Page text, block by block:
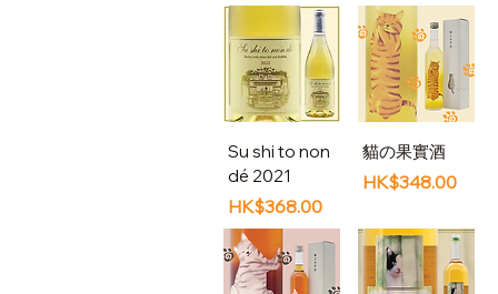
Su shi to non
dé 2021
價格
HK$368.00
貓の果實酒
價格
HK$348.00